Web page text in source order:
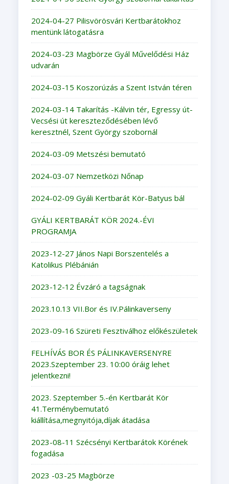
2024-04-27 Pilisvörösvári Kertbarátokhoz
mentünk látogatásra
2024-03-23 Magbörze Gyál Művelődési Ház
udvarán
2024-03-15 Koszorúzás a Szent István téren
2024-03-14 Takarítás -Kálvin tér, Egressy út-
Vecsési út kereszteződésében lévő
keresztnél, Szent György szobornál
2024-03-09 Metszési bemutató
2024-03-07 Nemzetközi Nőnap
2024-02-09 Gyáli Kertbarát Kör-Batyus bál
GYÁLI KERTBARÁT KÖR 2024.-ÉVI
PROGRAMJA
2023-12-27 János Napi Borszentelés a
Katolikus Plébánián
2023-12-12 Évzáró a tagságnak
2023.10.13 VII.Bor és IV.Pálinkaverseny
2023-09-16 Szüreti Fesztiválhoz előkészületek
FELHÍVÁS BOR ÉS PÁLINKAVERSENYRE
2023.Szeptember 23. 10:00 óráig lehet
jelentkezni!
2023. Szeptember 5.-én Kertbarát Kör
41.Terménybemutató
kiállítása,megnyitója,díjak átadása
2023-08-11 Szécsényi Kertbarátok Körének
fogadása
2023 -03-25 Magbörze